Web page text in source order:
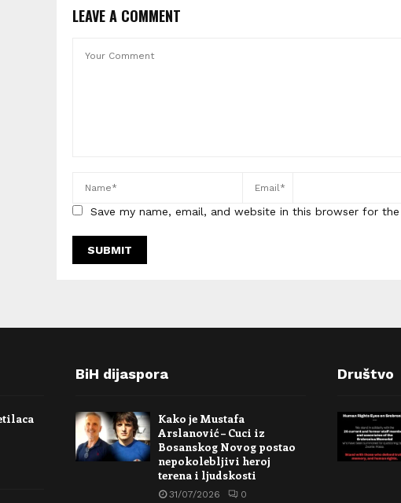
LEAVE A COMMENT
Save my name, email, and website in this browser for
BiH dijaspora
Kako je Mustafa
Arslanović – Cuci iz
Bosanskog Novog postao
nepokolebljivi heroj
terena i ljudskosti
31/07/2026 0
Društvo